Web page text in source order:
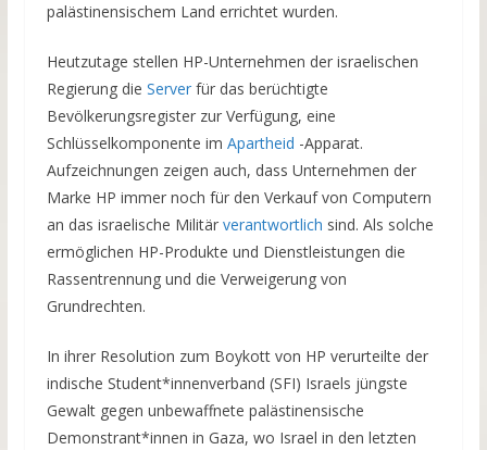
palästinensischem Land errichtet wurden.
Heutzutage stellen HP-Unternehmen der israelischen
Regierung die Serverfür das berüchtigte
Bevölkerungsregister zur Verfügung, eine
Schlüsselkomponente im Apartheid -Apparat.
Aufzeichnungen zeigen auch, dass Unternehmen der
Marke HP immer noch für den Verkauf von Computern
an das israelische Militär verantwortlich sind. Als solche
ermöglichen HP-Produkte und Dienstleistungen die
Rassentrennung und die Verweigerung von
Grundrechten.
In ihrer Resolution zum Boykott von HP verurteilte der
indische Student*innenverband (SFI) Israels jüngste
Gewalt gegen unbewaffnete palästinensische
Demonstrant*innen in Gaza, wo Israel in den letzten